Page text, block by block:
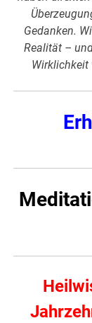
Gedanken.
Realität –
Wirklichkeit